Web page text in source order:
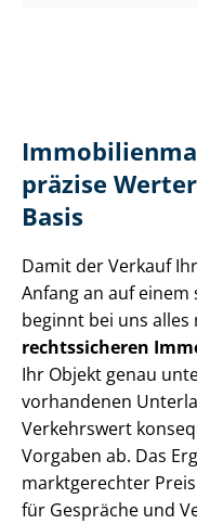
präzise
Basis
Damit der Verkauf
Anfang an auf
beginnt bei uns alles
rechtssicheren
Ihr Objekt genau
vorhandenen
Verkehrswert
Vorgaben ab. Das
marktgerechter
für Gespräche und